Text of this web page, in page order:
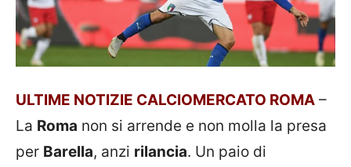
ULTIME NOTIZIE CALCIOMERCATO ROMA –
La Roma non si arrende e non molla la presa
per Barella, anzi rilancia. Un paio di